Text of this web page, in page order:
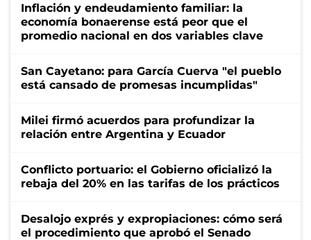
Inflación y endeudamiento familiar: la
economía bonaerense está peor que el
promedio nacional en dos variables clave
San Cayetano: para García Cuerva "el pueblo
está cansado de promesas incumplidas"
Milei firmó acuerdos para profundizar la
relación entre Argentina y Ecuador
Conflicto portuario: el Gobierno oficializó la
rebaja del 20% en las tarifas de los prácticos
Desalojo exprés y expropiaciones: cómo será
el procedimiento que aprobó el Senado